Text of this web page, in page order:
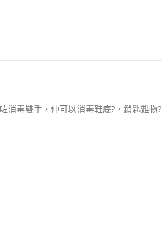
消毒雙手，仲可以消毒鞋底?，鎖匙雜物?